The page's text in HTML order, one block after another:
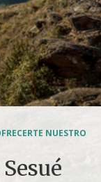
NUESTRO